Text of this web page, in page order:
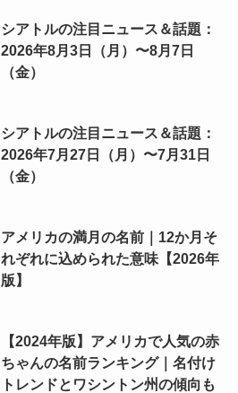
シアトルの注目ニュース＆話題：
2026年8月3日（月）〜8月7日
（金）
シアトルの注目ニュース＆話題：
2026年7月27日（月）〜7月31日
（金）
アメリカの満月の名前｜12か月そ
れぞれに込められた意味【2026年
版】
【2024年版】アメリカで人気の赤
ちゃんの名前ランキング｜名付け
トレンドとワシントン州の傾向も